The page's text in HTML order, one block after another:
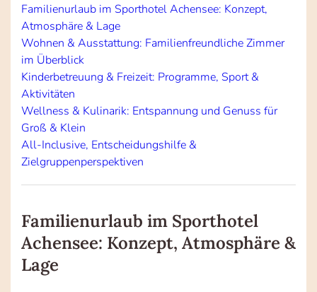
Familienurlaub im Sporthotel Achensee: Konzept,
Atmosphäre & Lage
Wohnen & Ausstattung: Familienfreundliche Zimmer
im Überblick
Kinderbetreuung & Freizeit: Programme, Sport &
Aktivitäten
Wellness & Kulinarik: Entspannung und Genuss für
Groß & Klein
All-Inclusive, Entscheidungshilfe &
Zielgruppenperspektiven
Familienurlaub im Sporthotel
Achensee: Konzept, Atmosphäre &
Lage